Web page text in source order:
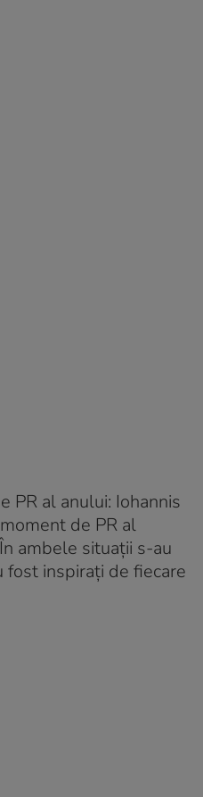
PR al anului: Iohannis
de PR al
ambele situații s-au
fost inspirați de fiecare